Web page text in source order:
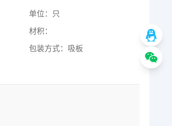
单位：只
材积：
包装方式：吸板